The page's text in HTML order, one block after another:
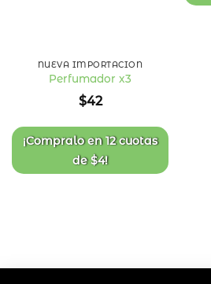
de
deseos
NUEVA IMPORTACIÓN
Perfumador x3
$42
¡Compralo en12 cuotas
de$4!